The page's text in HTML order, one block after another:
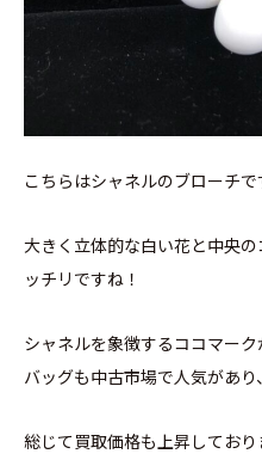
こちらはシャネルのブローチで
大きく立体的な白い花と中央
ッチリですね！
シャネルを象徴するココマー
バッグも中古市場で人気があり、
総じて買取価格も上昇しており